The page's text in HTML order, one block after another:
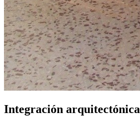
Integración arquitectónica